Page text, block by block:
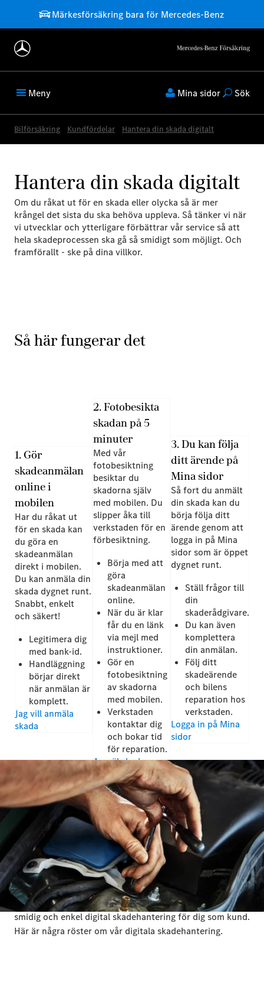
Märkesförsäkring bara för Mercedes-Benz
Meny Mina sidor Sök
Bilförsäkring Kundfördelar Hantera din skada digitalt
Hantera din skada digitalt
Om du råkat ut för en skada eller olycka så är mer
krångel det sista du ska behöva uppleva. Så tänker vi när
vi utvecklar och ytterligare förbättrar vår service så att
hela skadeprocessen ska gå så smidigt som möjligt. Och
framförallt - ske på dina villkor.
Så här fungerar det
1. Gör
skadeanmälan
online i
mobilen
Har du råkat ut
för en skada kan
du göra en
skadeanmälan
direkt i mobilen.
Du kan anmäla din
skada dygnet runt.
Snabbt, enkelt
och säkert!
Legitimera dig
med bank-id.
Handläggning
börjar direkt
när anmälan är
komplett.
Jag vill anmäla
skada
2. Fotobesikta
skadan på 5
minuter
Med vår
fotobesiktning
besiktar du
skadorna själv
med mobilen. Du
slipper åka till
verkstaden för en
förbesiktning.
Börja med att
göra
skadeanmälan
online.
När du är klar
får du en länk
via mejl med
instruktioner.
Gör en
fotobesiktning
av skadorna
med mobilen.
Verkstaden
kontaktar dig
och bokar tid
för reparation.
Anmäl skada
online
3. Du kan följa
ditt ärende på
Mina sidor
Så fort du anmält
din skada kan du
börja följa ditt
ärende genom att
logga in på Mina
sidor som är öppet
dygnet runt.
Ställ frågor till
din
skaderådgivare.
Du kan även
komplettera
din anmälan.
Följ ditt
skadeärende
och bilens
reparation hos
verkstaden.
Logga in på Mina
sidor
Så här säger våra kunder
I vissa fall kan man känna en osäkerhet inför att allt
fungerar som det ska när man inte pratat med en
skaderådgivare över telefon. Vi arbetar hela tiden för en
smidig och enkel digital skadehantering för dig som kund.
Här är några röster om vår digitala skadehantering.